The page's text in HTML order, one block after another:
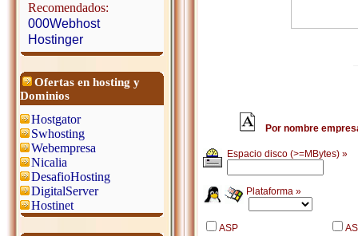
Recomendados:
000Webhost
Hostinger
Ofertas en hosting y
Dominios
Hostgator
Swhosting
Webempresa
Nicalia
DesafioHosting
DigitalServer
Hostinet
Por nombre
Espacio disco (>=MBytes) »
Plataforma »
ASP